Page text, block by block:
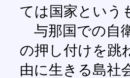
ては国家という
与那国での自
の押し付けを跳
由に生きる島社